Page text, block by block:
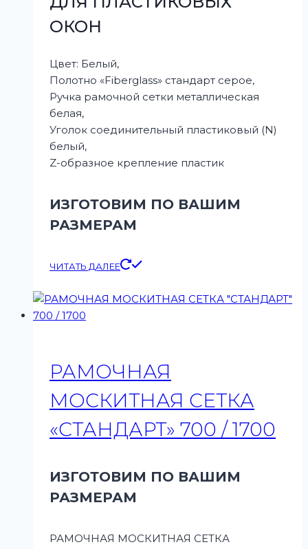
ОКОН
Цвет: Белый,
Полотно «Fiberglass» стандарт серое,
Ручка рамочной сетки металлическая
белая,
Уголок соединительный пластиковый (N)
белый,
Z-образное крепление пластик
ИЗГОТОВИМ ПО ВАШИМ
РАЗМЕРАМ
ЧИТАТЬ ДАЛЕЕ
РАМОЧНАЯ
МОСКИТНАЯ СЕТКА
«СТАНДАРТ» 700 / 1700
ИЗГОТОВИМ ПО ВАШИМ
РАЗМЕРАМ
РАМОЧНАЯ МОСКИТНАЯ СЕТКА